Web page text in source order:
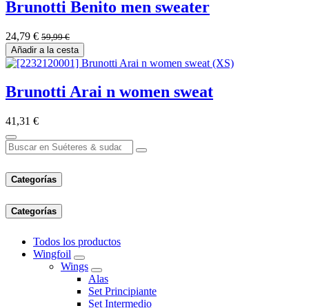
Brunotti Benito men sweater
24,79 € 59,99€
Añadir a la cesta
Brunotti Arai n women sweat
41,31 €
Categorías
Categorías
Todos los productos
Wingfoil
Wings
Alas
Set Principiante
Set Intermedio